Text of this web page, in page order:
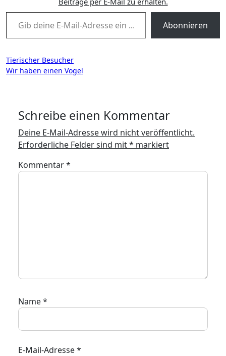
Gib deine E-Mail-Adresse ein ...
Abonnieren
Beitragsnavigation
Tierischer Besucher
Wir haben einen Vogel
Schreibe einen Kommentar
Deine E-Mail-Adresse wird nicht veröffentlicht.
Erforderliche Felder sind mit* markiert
Kommentar*
Name*
E-Mail-Adresse*